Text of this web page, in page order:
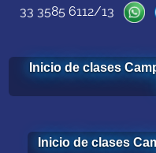
33 3585 6112/13
Inicio de clases
Inicio de clases